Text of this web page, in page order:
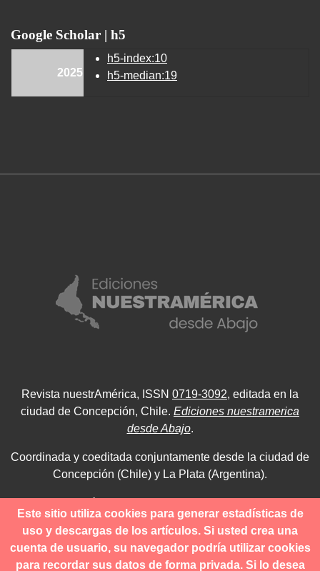
Google Scholar | h5
2025
h5-index:10
h5-median:19
Revista nuestrAmérica, ISSN 0719-3092, editada en la
ciudad de Concepción, Chile. Ediciones nuestramerica
desde Abajo.
Coordinada y coeditada conjuntamente desde la ciudad de
Concepción (Chile) y La Plata (Argentina).
contacto@revistanuestramerica.cl
Toda comunicación respecto a los envíos se deben realizar
a través del OJS.
Este sitio utiliza cookies para generar estadísticas de
uso y descargas de los artículos. Si usted crea una
cuenta de usuario, su navegador podría utilizar cookies
para recordar sus datos de forma privada. Si lo desea